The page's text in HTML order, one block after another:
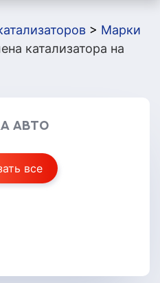
> Марки
катализатора на
авто
все